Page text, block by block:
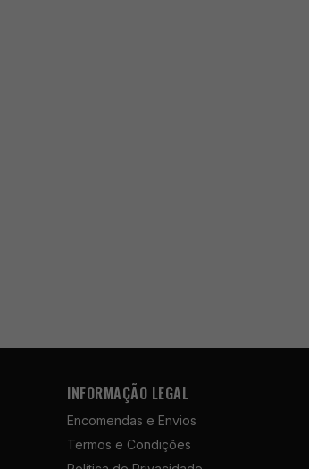
INFORMAÇÃO LEGAL
Encomendas e Envios
Termos e Condições